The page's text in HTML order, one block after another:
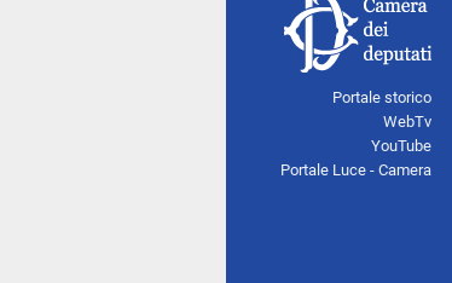
Portale storico
WebTv
YouTube
Portale Luce - Camera